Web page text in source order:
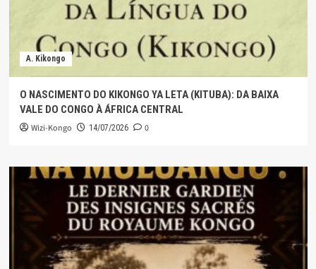
A. Kikongo
O NASCIMENTO DO KIKONGO YA LETA (KITUBA): DA BAIXA
VALE DO CONGO À ÁFRICA CENTRAL
Wizi-Kongo 14/07/2026 0